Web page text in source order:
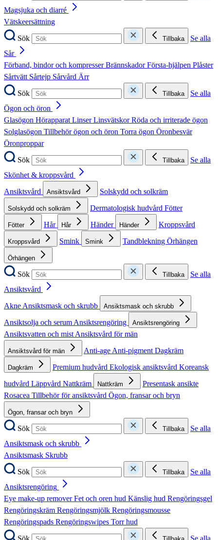
Magsjuka och diarré
Vätskeersättning
Sök
Tillbaka
Se alla
Sår
Förband, bindor och kompresserBrännskadorFörsta-hjälpen Plåster
Sårtvätt Sårtejp Sårvård Ärr
Sök
Tillbaka
Se alla
Ögon och öron
Glasögon HörapparatLinserLinsvätskorRöda och irriterade ögon
Solglasögon Tillbehör ögon och öron Torra ögon Öronbesvär
Öronproppar
Sök
Tillbaka
Se alla
Skönhet & kroppsvård
Ansiktsvård
Ansiktsvård Solskydd och solkräm
Solskydd och solkräm Dermatologisk hudvård Fötter
Fötter Hår Hår Händer Händer Kroppsvård
Kroppsvård Smink Smink Tandblekning Örhängen
Örhängen
Sök Tillbaka
Se alla
Ansiktsvård
AkneAnsiktsmask och skrubb Ansiktsmask och skrubb
Ansiktsolja och serumAnsiktsrengöring Ansiktsrengöring
Ansiktsvatten och mistAnsiktsvård för män
Ansiktsvård för män Anti-ageAnti-pigmentDagkräm
Dagkräm Premium hudvård Ekologisk ansiktsvård Koreansk
hudvård Läppvård Nattkräm Nattkräm
Presentask ansikte
Rosacea Tillbehör för ansiktsvård Ögon, fransar och bryn
Ögon, fransar och bryn
Sök Tillbaka
Se alla
Ansiktsmask och skrubb
Ansiktsmask Skrubb
Sök
Tillbaka
Se alla
Ansiktsrengöring
Eye make-up removerFet och oren hud Känslig hud Rengöringsgel
Rengöringskräm Rengöringsmjölk Rengöringsmousse
Rengöringspads Rengöringswipes Torr hud